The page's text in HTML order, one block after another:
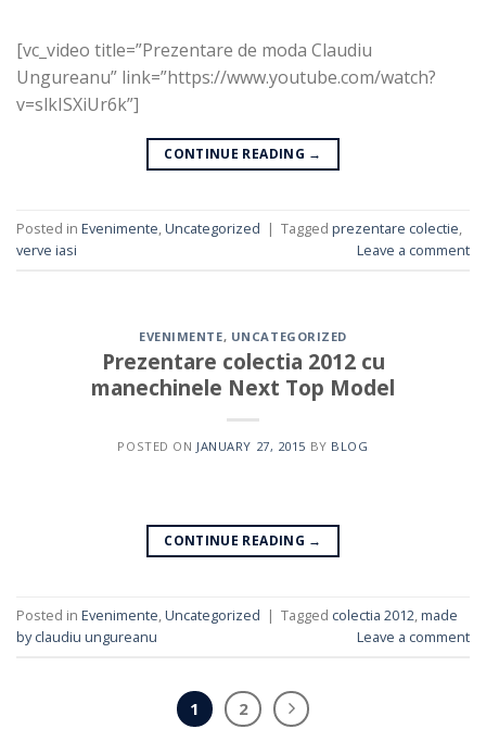
[vc_video title=”Prezentare de moda Claudiu
Ungureanu” link=”https://www.youtube.com/watch?
v=slkISXiUr6k”]
CONTINUE READING →
Posted in Evenimente,Uncategorized | Tagged prezentare colectie,
verve iasi
Leave a comment
EVENIMENTE, UNCATEGORIZED
Prezentare colectia 2012 cu
manechinele Next Top Model
POSTED ON JANUARY 27, 2015 BY BLOG
CONTINUE READING →
Posted in Evenimente,Uncategorized | Tagged colectia 2012,made
by claudiu ungureanu
Leave a comment
1 2